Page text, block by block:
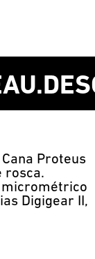
Cana Proteus
rosca.
Digigear II,